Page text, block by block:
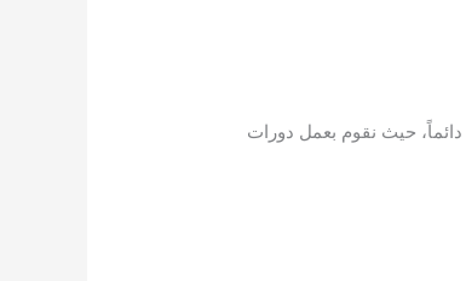
حيث نقوم بعمل دورات